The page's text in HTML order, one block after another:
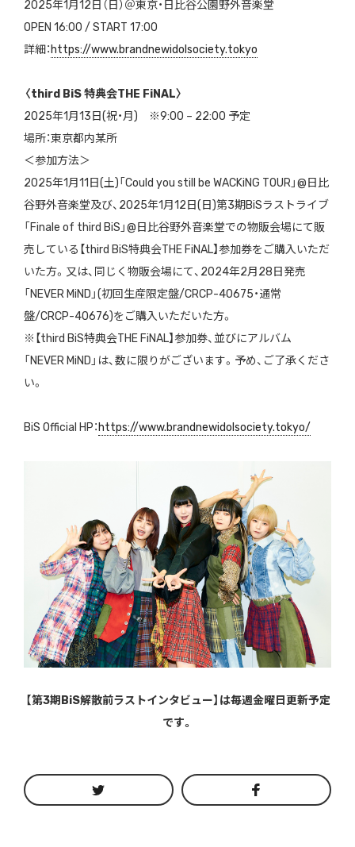
2025年1月12日（日）＠東京・日比谷公園野外音楽堂
OPEN 16:00 / START 17:00
詳細： https://www.brandnewidolsociety.tokyo
〈third BiS 特典会THE FiNAL〉
2025年1月13日(祝・月) ※9:00 – 22:00 予定
場所：東京都内某所
＜参加方法＞
2025年1月11日(土)「Could you still be WACKiNG TOUR」@日比
谷野外音楽堂及び、2025年1月12日(日)第3期BiSラストライブ
「Finale of third BiS」@日比谷野外音楽堂での物販会場にて販
売している【third BiS特典会THE FiNAL】参加券をご購入いただ
いた方。又は、同じく物販会場にて、2024年2月28日発売
「NEVER MiND」(初回生産限定盤/CRCP-40675・通常
盤/CRCP-40676)をご購入いただいた方。
※【third BiS特典会THE FiNAL】参加券、並びにアルバム
「NEVER MiND」は、数に限りがございます。予め、ご了承くださ
い。
BiS Official HP： https://www.brandnewidolsociety.tokyo/
【第3期BiS解散前ラストインタビュー】は毎週金曜日更新予定
です。